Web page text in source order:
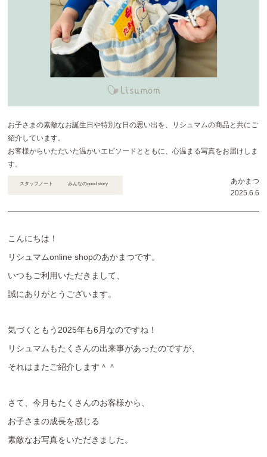
お子さまの素敵なお誕生日や特別な日の思い出を、リシュマムの商品と共にご
紹介しています。
お客様からいただいた温かいエピソードとともに、心温まる写真をお届けしま
す。
スタッフノート みんなのgood story
あかまつ
2025.6.6
こんにちは！
リシュマムonline shopのあかまつです。
いつもご利用いただきまして、
誠にありがとうございます。
気づくともう2025年も6月なのですね！
リシュマムもたくさんの出来事があったのですが、
それはまたご紹介します＾＾
さて、今月もたくさんのお客様から、
お子さまの成長を感じる
素敵なお写真をいただきました。